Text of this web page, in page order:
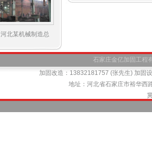
河北某机械制造总
石家庄金亿加固工程
加固改造：13832181757 (张先生) 加固
地址：河北省石家庄市裕华西